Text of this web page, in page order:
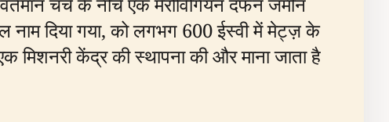
नाम दिया गया, को लगभग 600 ईस्वी में मेट्ज़ के
मिशनरी केंद्र की स्थापना की और माना जाता है